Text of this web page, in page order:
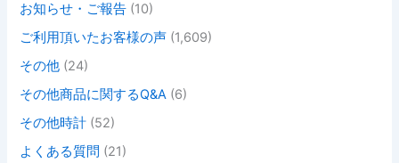
お知らせ・ご報告 (10)
ご利用頂いたお客様の声 (1,609)
その他 (24)
その他商品に関するQ&A (6)
その他時計 (52)
よくある質問 (21)